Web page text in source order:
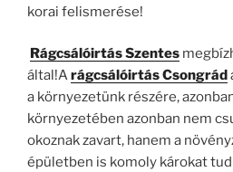
korai felismerése!
Rágcsálóirtás Szentes
által!Arágcsálóirtás Csongrád
a környezetünk részére,
környezetében azonban nem
okoznak zavart, hanem a
épületben is komoly károkat